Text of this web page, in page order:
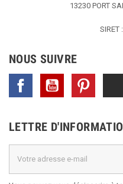
13230 PORT
SIRET
NOUS SUIVRE
Facebook YouTube
LETTRE